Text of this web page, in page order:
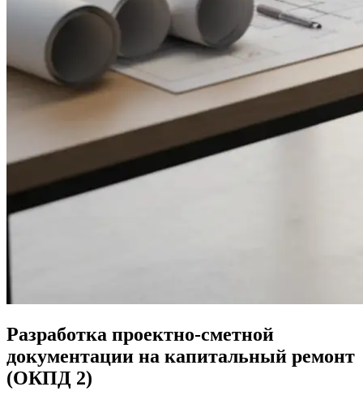
Разработка проектно-сметной
документации на капитальный ремонт
(ОКПД 2)